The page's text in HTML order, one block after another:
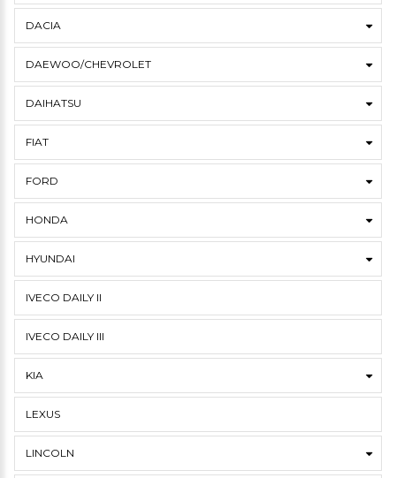
DACIA
DAEWOO/CHEVROLET
DAIHATSU
FIAT
FORD
HONDA
HYUNDAI
IVECO DAILY II
IVECO DAILY III
KIA
LEXUS
LINCOLN